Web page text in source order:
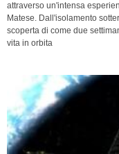
attraverso un'intensa
Matese. Dall'isolamento
scoperta di come due
vita in orbita